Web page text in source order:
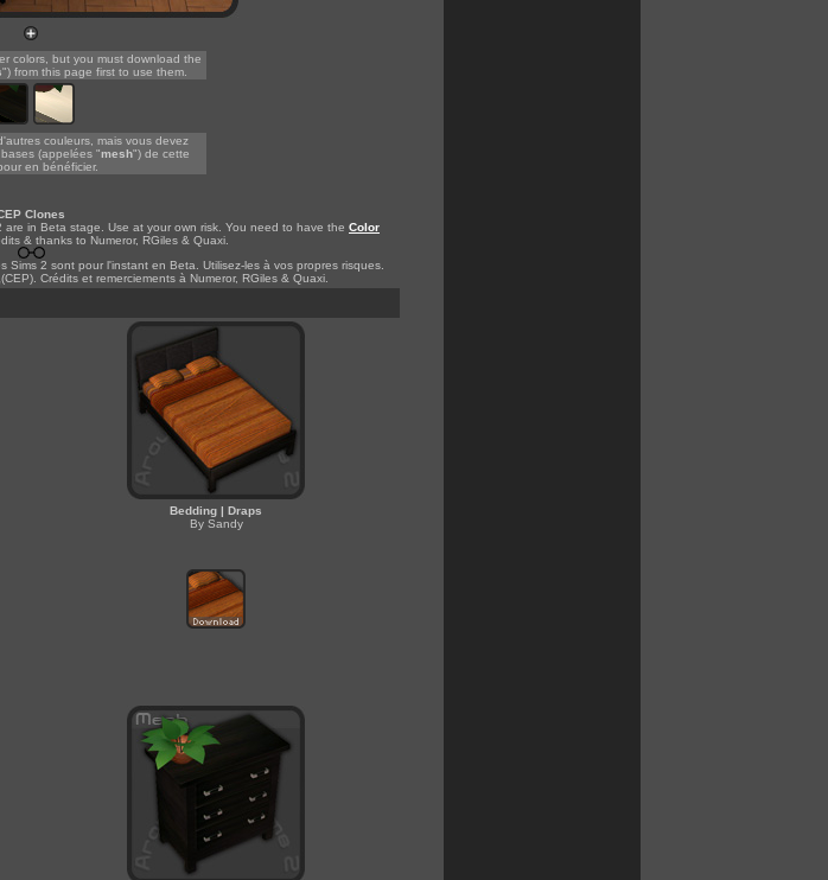
colors, but you must download the
") from this page first to use them.
couleurs, mais vous devez
(appelées "mesh") de cette
en bénéficier.
Clones
are in Beta stage. Use at your own risk. You need to have the Color
& thanks to Numeror, RGiles & Quaxi.
2 sont pour l'instant en Beta. Utilisez-les à vos propres risques.
(CEP). Crédits et remerciements à Numeror, RGiles & Quaxi.
Bedding | Draps
By Sandy